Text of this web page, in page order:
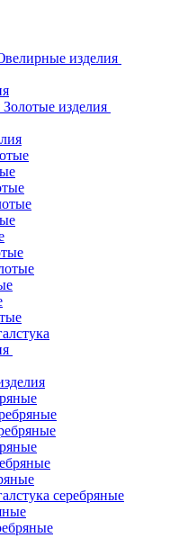
изделия
Золотые изделия
серебряные